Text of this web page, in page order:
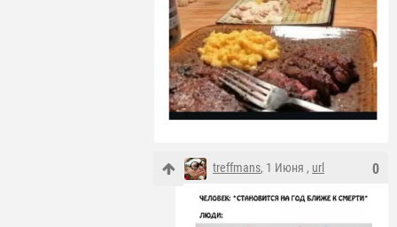
0
treffmans, 1 Июня , url